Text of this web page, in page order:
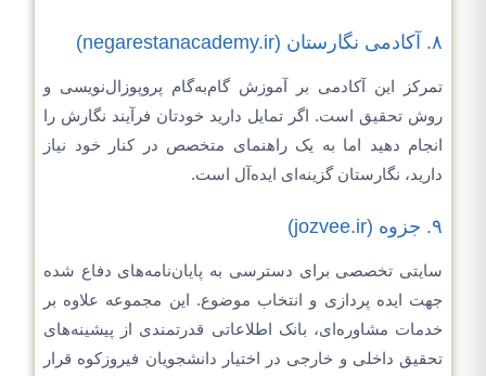
۸. آکادمی نگارستان (negarestanacademy.ir)
تمرکز این آکادمی بر آموزش گام‌به‌گام پروپوزال‌نویسی و
روش تحقیق است. اگر تمایل دارید خودتان فرآیند نگارش را
انجام دهید اما به یک راهنمای متخصص در کنار خود نیاز
دارید، نگارستان گزینه‌ای ایده‌آل است.
۹. جزوه (jozvee.ir)
سایتی تخصصی برای دسترسی به پایان‌نامه‌های دفاع شده
جهت ایده پردازی و انتخاب موضوع. این مجموعه علاوه بر
خدمات مشاوره‌ای، بانک اطلاعاتی قدرتمندی از پیشینه‌های
تحقیق داخلی و خارجی در اختیار دانشجویان فیروزکوه قرار